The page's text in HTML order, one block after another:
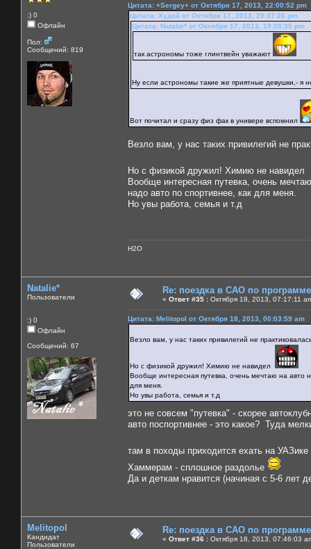
:) 0
Офлайн
Пол:
Сообщений: 819
Цитата: +Sergey+ от Октября 17, 2013, 22:00:52 pm
Цитата: Худой от Октября 17, 2013, 20:37:26 pm
Цитата: Natalie* от Октября 17, 2013, 19:28:35 pm
так астрономы тоже глинтвейн уважают
Ну если астрономы такие же приятные девушки,- я
Вот почитал и сразу физ фак в универе вспомнил
Везло вам, у нас таких привилегий не
Но с физикой дружил! Химию не навидел
Вообще интересная путевка, очень
надо авто по спортивнее, как для меня.
Но увы работа, семья и т.д
H2O
Natalie*
Пользователи
:) 0
Офлайн
Сообщений: 67
Re: поездка в САО по
« Ответ #35 : Октября 18, 2013, 07:17:11
Цитата: Melitopol от Октября 18, 2013, 00:03:59 am
Везло вам, у нас таких привилегий не
Но с физикой дружил! Химию не навидел
Вообще интересная путевка, очень мечтаю на авто
для меня.
Но увы работа, семья и т.д
это не совсем "путевка" - скорее
авто поспортивнее - это какое? Туда
там в походы приходится ехать на
Хаммерам - сплошное раздолье
Да и деткам нравится (начиная с 5-6 лет
Melitopol
Кандидат
Пользователи
Re: поездка в САО по
« Ответ #36 : Октября 18, 2013, 07:46:03